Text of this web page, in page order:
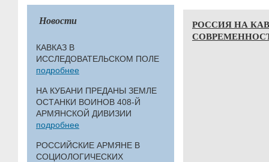
Новости
КАВКАЗ В
ИССЛЕДОВАТЕЛЬСКОМ ПОЛЕ
подробнее
НА КУБАНИ ПРЕДАНЫ ЗЕМЛЕ
ОСТАНКИ ВОИНОВ 408-Й
АРМЯНСКОЙ ДИВИЗИИ
подробнее
РОССИЙСКИЕ АРМЯНЕ В
СОЦИОЛОГИЧЕСКИХ
РОССИЯ НА